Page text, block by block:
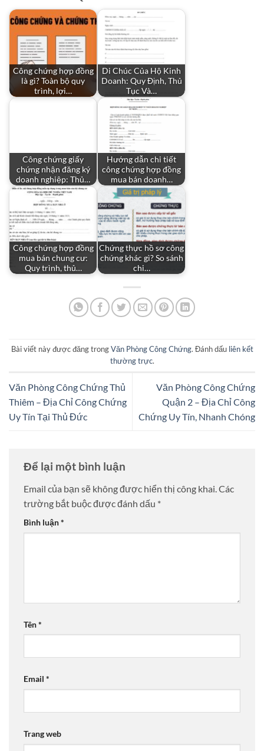
Công chứng hợp đồng
là gì? Toàn bộ quy
trình, lợi…
Di Chúc Của Hộ Kinh
Doanh: Quy Định, Thủ
Tục Và…
Công chứng giấy
chứng nhận đăng ký
doanh nghiệp: Thủ…
Hướng dẫn chi tiết
công chứng hợp đồng
mua bán doanh…
Công chứng hợp đồng
mua bán chung cư:
Quy trình, thủ…
Chứng thực hồ sơ công
chứng khác gì? So sánh
chi…
Bài viết này được đăng trongVăn Phòng Công Chứng. Đánh dấu liên kết
thường trực.
Văn Phòng Công Chứng Thủ
Thiêm – Địa Chỉ Công Chứng
Uy Tín Tại Thủ Đức
Văn Phòng Công Chứng
Quận 2 – Địa Chỉ Công
Chứng Uy Tín, Nhanh Chóng
Để lại một bình luận
Email của bạn sẽ không được hiển thị công khai.Các
trường bắt buộc được đánh dấu *
Bình luận*
Tên*
Email *
Trang web